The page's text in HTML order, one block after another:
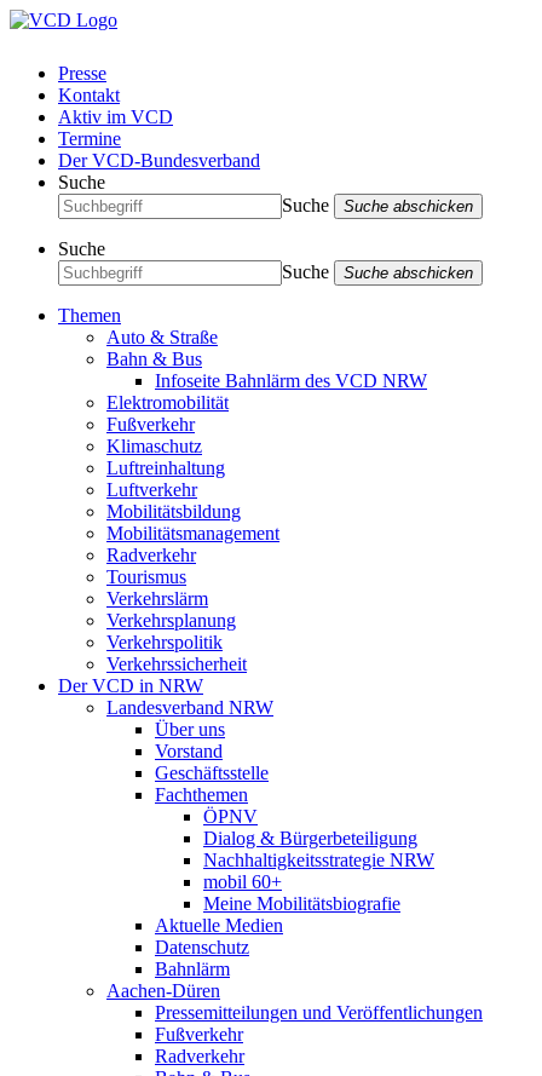
Presse
Kontakt
Aktiv im VCD
Termine
Der VCD-Bundesverband
Suche
Suche
Suche abschicken
Suche
Suche
Suche abschicken
Themen
Auto & Straße
Bahn & Bus
Infoseite Bahnlärm des VCD NRW
Elektromobilität
Fußverkehr
Klimaschutz
Luftreinhaltung
Luftverkehr
Mobilitätsbildung
Mobilitätsmanagement
Radverkehr
Tourismus
Verkehrslärm
Verkehrsplanung
Verkehrspolitik
Verkehrssicherheit
Der VCD in NRW
Landesverband NRW
Über uns
Vorstand
Geschäftsstelle
Fachthemen
ÖPNV
Dialog & Bürgerbeteiligung
Nachhaltigkeitsstrategie NRW
mobil 60+
Meine Mobilitätsbiografie
Aktuelle Medien
Datenschutz
Bahnlärm
Aachen-Düren
Pressemitteilungen und Veröffentlichungen
Fußverkehr
Radverkehr